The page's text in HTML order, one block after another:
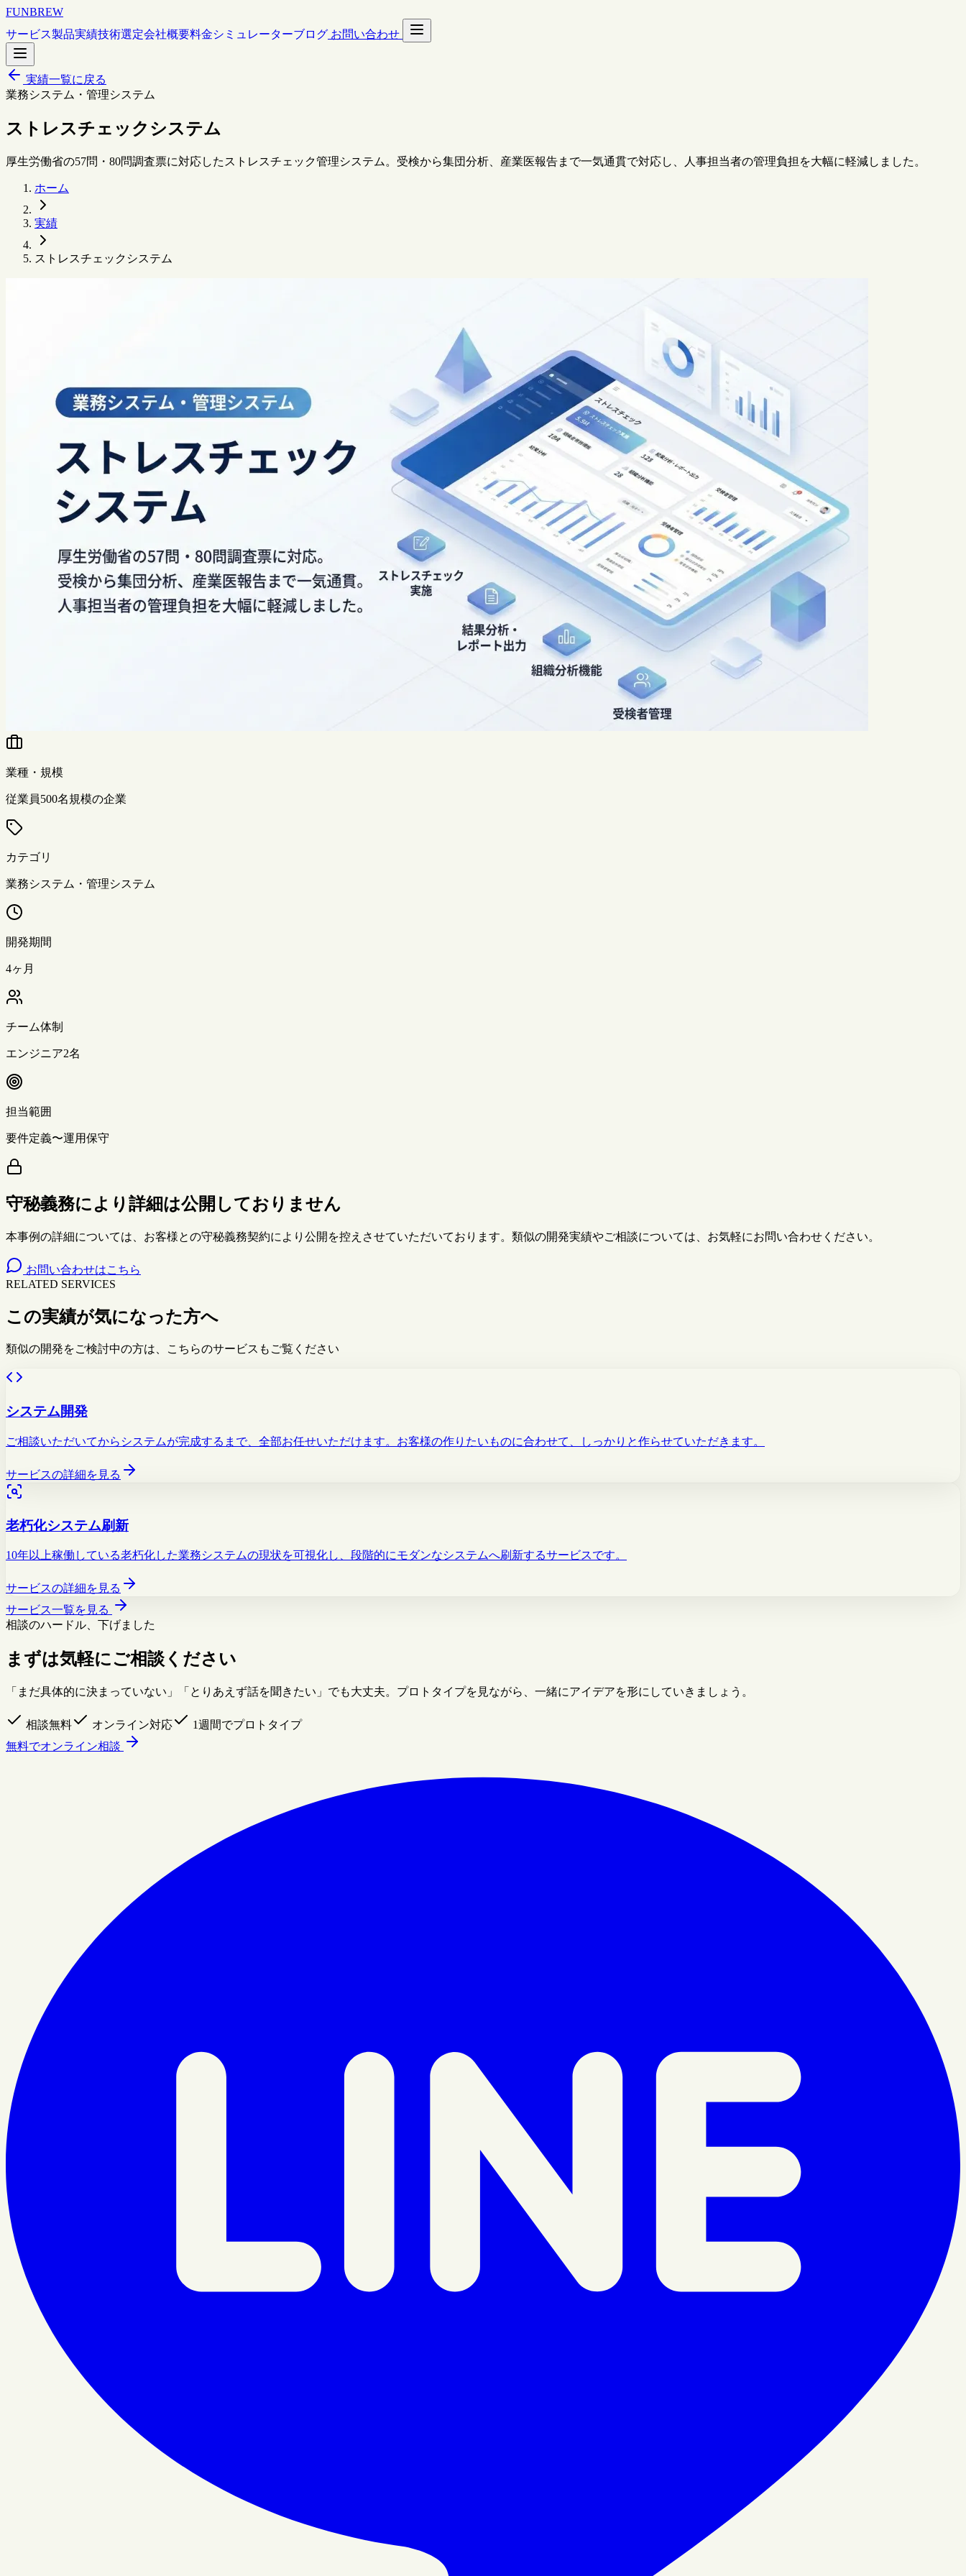
FUNBREW
サービス製品実績技術選定会社概要料金シミュレーターブログ お問い合わせ
実績一覧に戻る
業務システム・管理システム
ストレスチェックシステム
厚生労働省の57問・80問調査票に対応したストレスチェック管理システム。受検から集団分析、産業医報告まで一気通貫で対応し、人事担当者の管理負担を大幅に軽減しました。
ホーム
実績
ストレスチェックシステム
業種・規模
従業員500名規模の企業
カテゴリ
業務システム・管理システム
開発期間
4ヶ月
チーム体制
エンジニア2名
担当範囲
要件定義〜運用保守
守秘義務により詳細は公開しておりません
本事例の詳細については、お客様との守秘義務契約により公開を控えさせていただいております。類似の開発実績やご相談については、お気軽にお問い合わせください。
お問い合わせはこちら
RELATED SERVICES
この実績が気になった方へ
類似の開発をご検討中の方は、こちらのサービスもご覧ください
システム開発
ご相談いただいてからシステムが完成するまで、全部お任せいただけます。お客様の作りたいものに合わせて、しっかりと作らせていただきます。
サービスの詳細を見る
老朽化システム刷新
10年以上稼働している老朽化した業務システムの現状を可視化し、段階的にモダンなシステムへ刷新するサービスです。
サービスの詳細を見る
サービス一覧を見る
相談のハードル、下げました
まずは気軽にご相談ください
「まだ具体的に決まっていない」「とりあえず話を聞きたい」でも大丈夫。プロトタイプを見ながら、一緒にアイデアを形にしていきましょう。
相談無料 オンライン対応
1週間でプロトタイプ
無料でオンライン相談